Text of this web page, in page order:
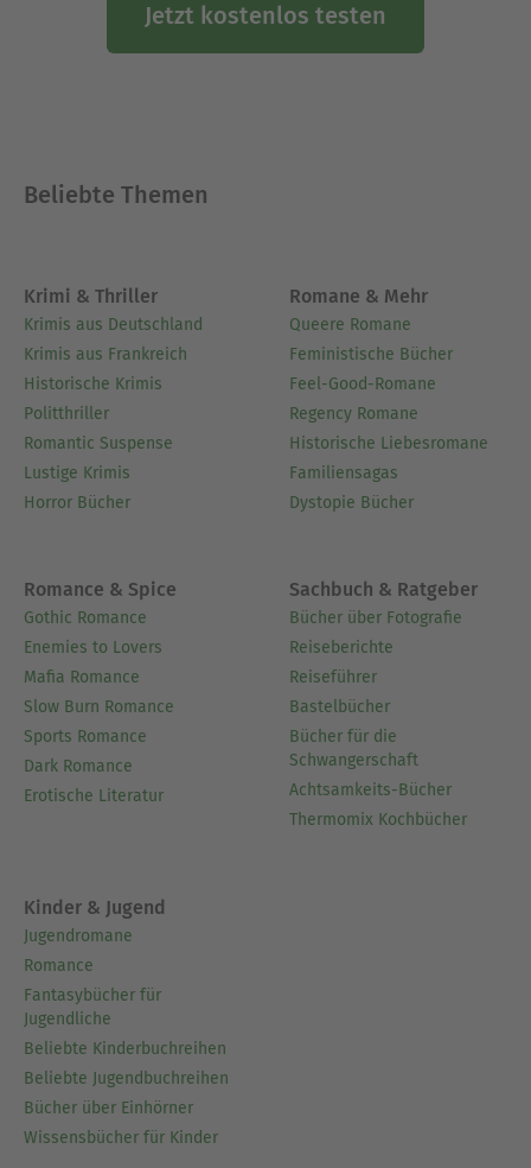
Jetzt kostenlos testen
Beliebte Themen
Krimi & Thriller
Krimis aus Deutschland
Krimis aus Frankreich
Historische Krimis
Politthriller
Romantic Suspense
Lustige Krimis
Horror Bücher
Romane & Mehr
Queere Romane
Feministische Bücher
Feel-Good-Romane
Regency Romane
Historische Liebesromane
Familiensagas
Dystopie Bücher
Romance & Spice
Gothic Romance
Enemies to Lovers
Mafia Romance
Slow Burn Romance
Sports Romance
Dark Romance
Erotische Literatur
Sachbuch & Ratgeber
Bücher über Fotografie
Reiseberichte
Reiseführer
Bastelbücher
Bücher für die
Schwangerschaft
Achtsamkeits-Bücher
Thermomix Kochbücher
Kinder & Jugend
Jugendromane
Romance
Fantasybücher für
Jugendliche
Beliebte Kinderbuchreihen
Beliebte Jugendbuchreihen
Bücher über Einhörner
Wissensbücher für Kinder